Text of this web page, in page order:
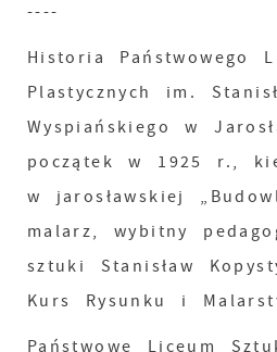
----
Historia Państwowego
Plastycznych im.
Wyspiańskiego w
początek w 1925 r.,
w jarosławskiej
malarz, wybitny
sztuki Stanisław
Kurs Rysunku i
Państwowe Liceum